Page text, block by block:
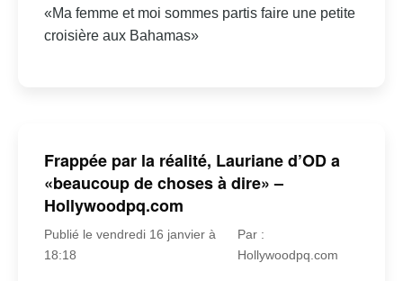
«Ma femme et moi sommes partis faire une petite
croisière aux Bahamas»
Frappée par la réalité, Lauriane d’OD a
«beaucoup de choses à dire» –
Hollywoodpq.com
Publié le vendredi 16 janvier à
18:18
Par :
Hollywoodpq.com